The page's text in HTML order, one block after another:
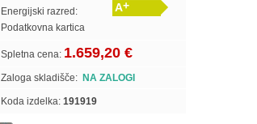
Energijski razred: A+
Podatkovna kartica
Spletna cena: 1.659,20 €
Zaloga skladišče: NA ZALOGI
Koda izdelka: 191919